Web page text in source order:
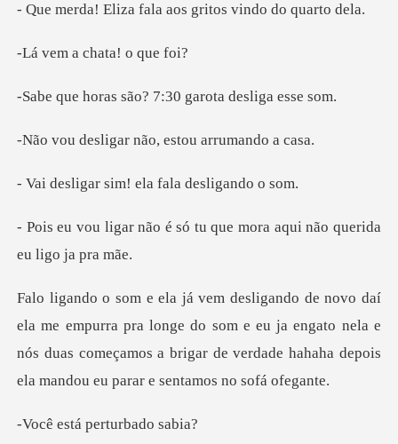
fala aos gritos v
chata! o
são? 7:30 garota
ar não, estou a
sim! ela fala d
só tu que mora aqui não
pra longe do som e eu ja engato nela e
nós duas começamos a brigar de
á perturb